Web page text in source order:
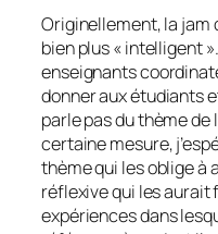
Originellement, la jam
bien plus « intelligent
enseignants
donner aux étudiants
parle pas du thème de
certaine mesure,
thème qui les oblige à
réflexive qui les aurait
expériences dans